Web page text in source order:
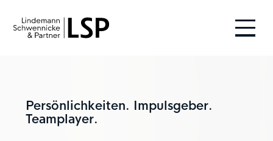
Persönlichkeiten. Impulsgeber.
Teamplayer.